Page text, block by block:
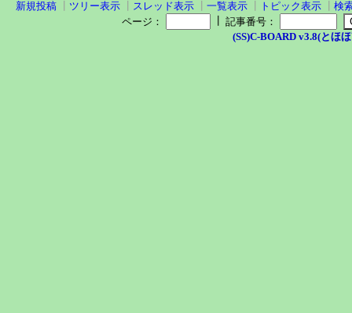
新規投稿
ツリー表示 スレッド表示 一覧表示 トピック表示
検
ページ：
記事番号：
(SS)C-BOARD v3.8(とほ